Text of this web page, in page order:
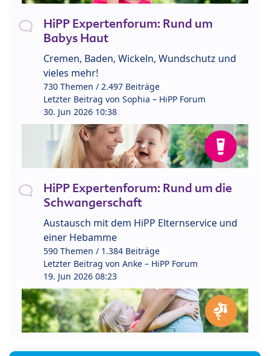
HiPP Expertenforum: Rund um
Babys Haut
Cremen, Baden, Wickeln, Wundschutz und
vieles mehr!
730 Themen / 2.497 Beiträge
Letzter Beitrag von Sophia – HiPP Forum
30. Jun 2026 10:38
HiPP Expertenforum: Rund um die
Schwangerschaft
Austausch mit dem HiPP Elternservice und
einer Hebamme
590 Themen / 1.384 Beiträge
Letzter Beitrag von Anke – HiPP Forum
19. Jun 2026 08:23